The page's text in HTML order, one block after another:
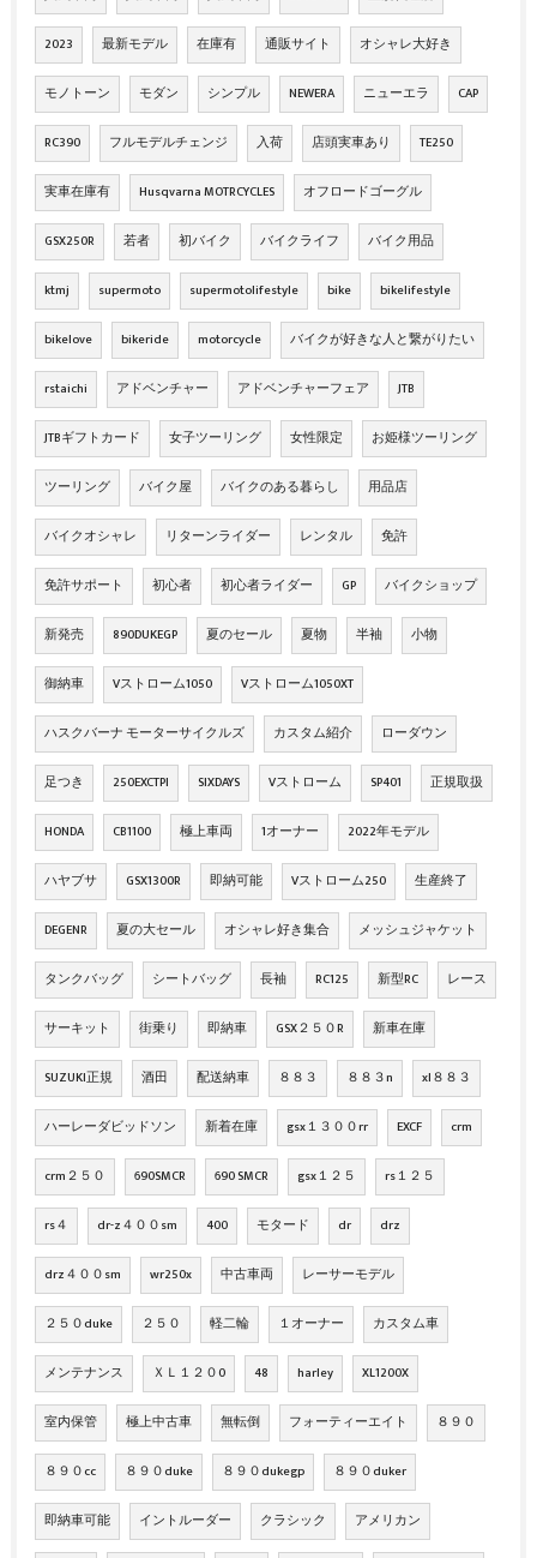
2023 最新モデル 在庫有 通販サイト オシャレ大好き
モノトーン モダン シンプル NEWERA ニューエラ CAP
RC390 フルモデルチェンジ 入荷 店頭実車あり TE250
実車在庫有 Husqvarna MOTRCYCLES オフロードゴーグル
GSX250R 若者 初バイク バイクライフ バイク用品
ktmj supermoto supermotolifestyle bike bikelifestyle
bikelove bikeride motorcycle バイクが好きな人と繋がりたい
rstaichi アドベンチャー アドベンチャーフェア JTB
JTBギフトカード 女子ツーリング 女性限定 お姫様ツーリング
ツーリング バイク屋 バイクのある暮らし 用品店
バイクオシャレ リターンライダー レンタル 免許
免許サポート 初心者 初心者ライダー GP バイクショップ
新発売 890DUKEGP 夏のセール 夏物 半袖 小物
御納車 Vストローム1050 Vストローム1050XT
ハスクバーナ モーターサイクルズ カスタム紹介 ローダウン
足つき 250EXCTPI SIXDAYS Vストローム SP401 正規取扱
HONDA CB1100 極上車両 1オーナー 2022年モデル
ハヤブサ GSX1300R 即納可能 Vストローム250 生産終了
DEGENR 夏の大セール オシャレ好き集合 メッシュジャケット
タンクバッグ シートバッグ 長袖 RC125 新型RC レース
サーキット 街乗り 即納車 GSX２５０R 新車在庫
SUZUKI正規 酒田 配送納車 ８８３ ８８３n xl８８３
ハーレーダビッドソン 新着在庫 gsx１３００rr EXCF crm
crm２５０ 690SMCR 690 SMCR gsx１２５ rs１２５
rs４ dr-z４００sm 400 モタード dr drz
drz４００sm wr250x 中古車両 レーサーモデル
２５０duke ２５０ 軽二輪 １オーナー カスタム車
メンテナンス ＸＬ１２０0 48 harley XL1200X
室内保管 極上中古車 無転倒 フォーティーエイト ８９０
８９０cc ８９０duke ８９０dukegp ８９０duker
即納車可能 イントルーダー クラシック アメリカン